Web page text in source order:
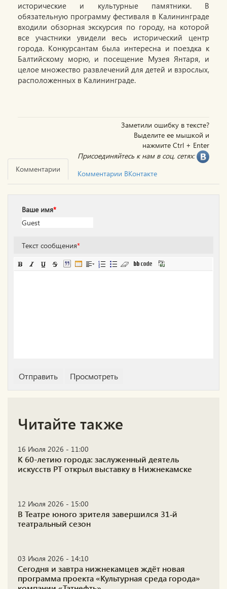
исторические и культурные памятники. В
обязательную программу фестиваля в Калининграде
входили обзорная экскурсия по городу, на которой
все участники увидели весь исторический центр
города. Конкурсантам была интересна и поездка к
Балтийскому морю, и посещение Музея Янтаря, и
целое множество развлечений для детей и взрослых,
расположенных в Калининграде.
Заметили ошибку в тексте?
Выделите ее мышкой и
нажмите Ctrl + Enter
Присоединяйтесь к нам в соц. сетях:
Комментарии
Комментарии ВКонтакте
Ваше имя*
Текст сообщения*
Читайте также
16 Июля 2026 - 11:00
К 60-летию города: заслуженный деятель
искусств РТ открыл выставку в Нижнекамске
12 Июля 2026 - 15:00
В Театре юного зрителя завершился 31‑й
театральный сезон
03 Июля 2026 - 14:10
Сегодня и завтра нижнекамцев ждёт новая
программа проекта «Культурная среда города»